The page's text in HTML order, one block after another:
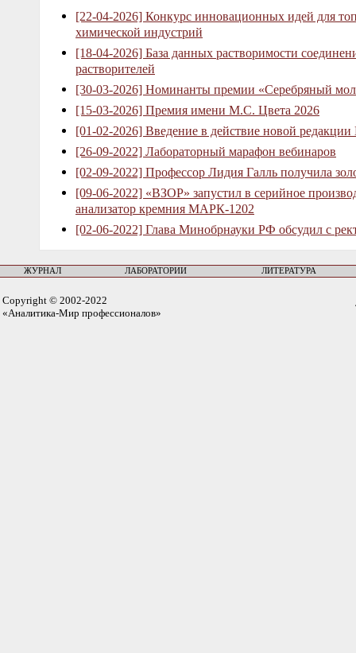
[22-04-2026] Конкурс инновационных идей для
химической индустрий
[18-04-2026] База данных растворимости
растворителей
[30-03-2026] Номинанты премии «Серебряный
[15-03-2026] Премия имени М.С. Цвета 2026
[01-02-2026] Введение в действие новой
[26-09-2022] Лабораторный марафон вебинаров
[02-09-2022] Профессор Лидия Галль получила
[09-06-2022] «ВЗОР» запустил в серийное
анализатор кремния МАРК-1202
[02-06-2022] Глава Минобрнауки РФ обсудил с
ЖУРНАЛ ЛАБОРАТОРИИ ЛИТЕРАТУРА
Copyright © 2002-2022
«Аналитика-Мир профессионалов»